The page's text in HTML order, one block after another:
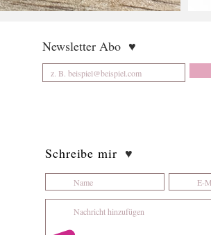
Newsletter Abo ♥
Schreibe mir ♥